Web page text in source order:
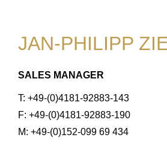
JAN-PHILIPP
SALES MANAGER
T: +49-(0)4181-92883-143
F: +49-(0)4181-92883-190
M: +49-(0)152-099 69 434